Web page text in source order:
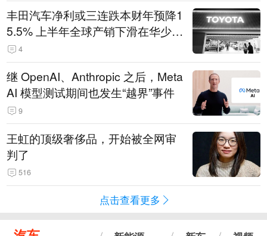
丰田汽车净利或三连跌本财年预降1
5.5% 上半年全球产销下滑在华少卖
14.3万辆
4
继 OpenAI、Anthropic 之后，Meta
AI 模型测试期间也发生“越界”事件
9
王虹的顶级奢侈品，开始被全网审
判了
516
点击查看更多